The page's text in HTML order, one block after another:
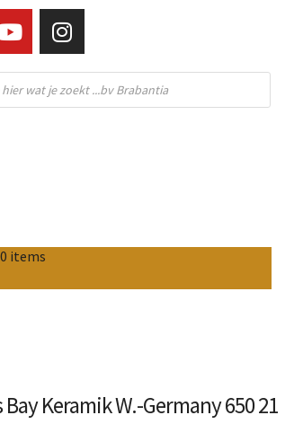
0 items
Keramik W.-Germany 650 21